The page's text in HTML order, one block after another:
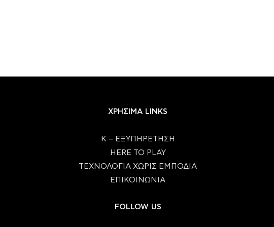
ΧΡΗΣΙΜΑ LINKS
Κ – ΕΞΥΠΗΡΕΤΗΣΗ
HERE TO PLAY
ΤΕΧΝΟΛΟΓΙΑ ΧΩΡΙΣ ΕΜΠΟΔΙΑ
ΕΠΙΚΟΙΝΩΝΙΑ
FOLLOW US